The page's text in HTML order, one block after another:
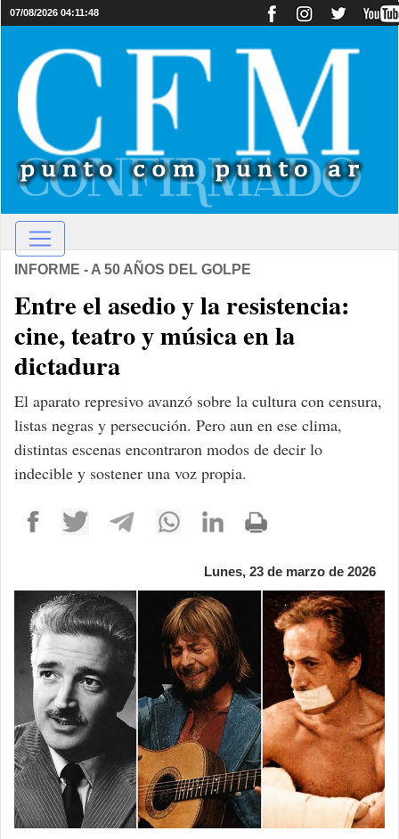
07/08/2026 04:11:48
INFORME - A 50 AÑOS DEL GOLPE
Entre el asedio y la resistencia:
cine, teatro y música en la
dictadura
El aparato represivo avanzó sobre la cultura con censura,
listas negras y persecución. Pero aun en ese clima,
distintas escenas encontraron modos de decir lo
indecible y sostener una voz propia.
Lunes, 23 de marzo de 2026